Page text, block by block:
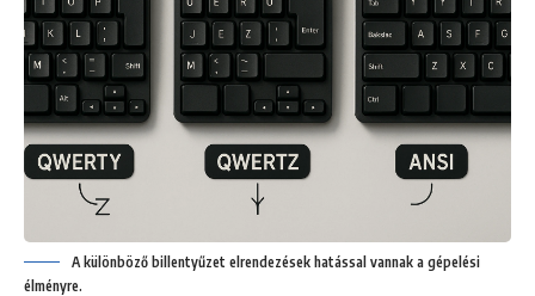
A különböző billentyűzet elrendezések hatással vannak a gépelési
élményre.